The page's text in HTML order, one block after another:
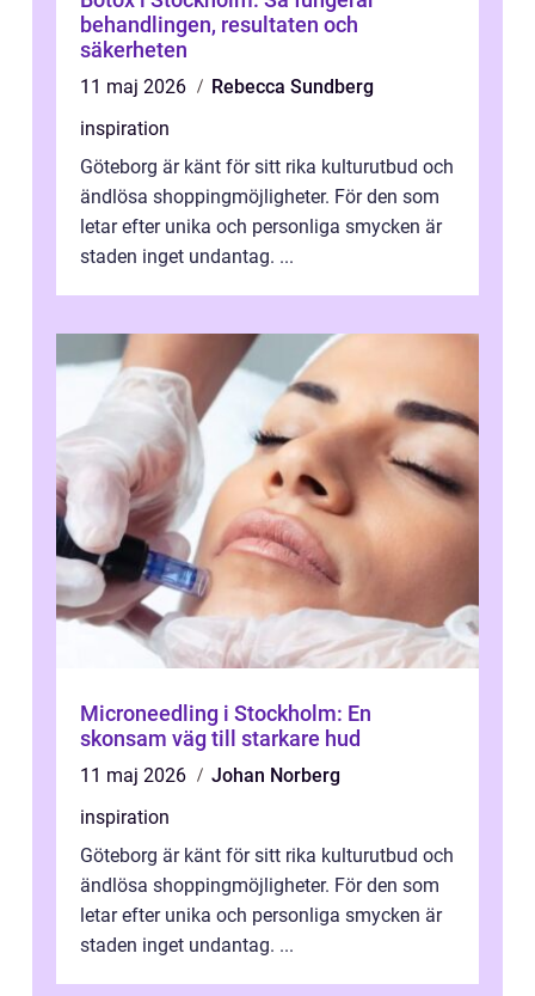
behandlingen, resultaten och
säkerheten
11 maj 2026
Rebecca Sundberg
inspiration
Göteborg är känt för sitt rika kulturutbud och
ändlösa shoppingmöjligheter. För den som
letar efter unika och personliga smycken är
staden inget undantag. ...
Microneedling i Stockholm: En
skonsam väg till starkare hud
11 maj 2026
Johan Norberg
inspiration
Göteborg är känt för sitt rika kulturutbud och
ändlösa shoppingmöjligheter. För den som
letar efter unika och personliga smycken är
staden inget undantag. ...